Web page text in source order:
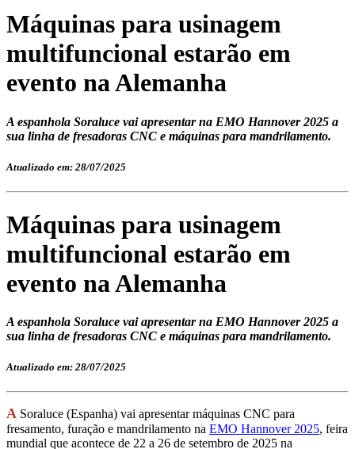
Máquinas para usinagem
multifuncional estarão em
evento na Alemanha
A espanhola Soraluce vai apresentar na EMO Hannover 2025 a
sua linha de fresadoras CNC e máquinas para mandrilamento.
Atualizado em: 28/07/2025
Máquinas para usinagem
multifuncional estarão em
evento na Alemanha
A espanhola Soraluce vai apresentar na EMO Hannover 2025 a
sua linha de fresadoras CNC e máquinas para mandrilamento.
Atualizado em: 28/07/2025
A Soraluce (Espanha) vai apresentar máquinas CNC para
fresamento, furação e mandrilamento na EMO Hannover 2025, feira
mundial que acontece de 22 a 26 de setembro de 2025 na